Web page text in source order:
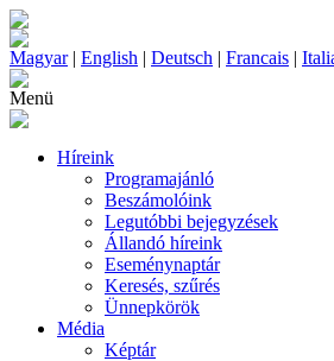
Magyar| English | Deutsch | Francais |
Menü
Híreink
Programajánló
Beszámolóink
Legutóbbi bejegyzések
Állandó híreink
Eseménynaptár
Keresés, szűrés
Ünnepkörök
Média
Képtár